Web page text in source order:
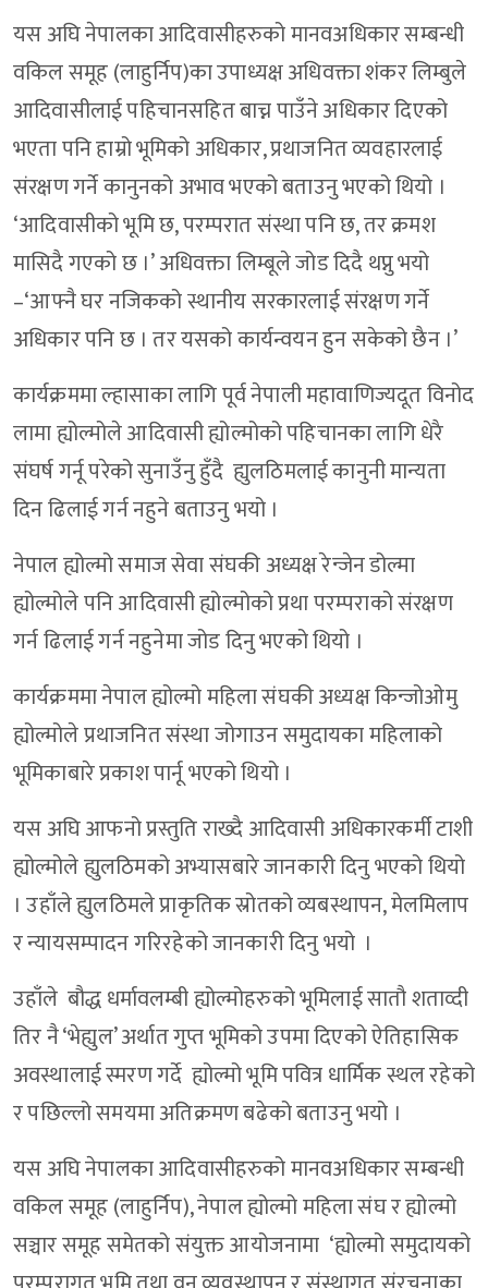
यस अघि नेपालका आदिवासीहरुको मानवअधिकार सम्बन्धी
वकिल समूह (लाहुर्निप)का उपाध्यक्ष अधिवक्ता शंकर लिम्बुले
आदिवासीलाई पहिचानसहित बाच्न पाउँने अधिकार दिएको
भएता पनि हाम्रो भूमिको अधिकार, प्रथाजनित व्यवहारलाई
संरक्षण गर्ने कानुनको अभाव भएको बताउनु भएको थियो ।
‘आदिवासीको भूमि छ, परम्परात संस्था पनि छ, तर क्रमश
मासिदै गएको छ ।’ अधिवक्ता लिम्बूले जोड दिदै थप्नु भयो
–‘आफ्नै घर नजिकको स्थानीय सरकारलाई संरक्षण गर्ने
अधिकार पनि छ । तर यसको कार्यन्वयन हुन सकेको छैन ।’
कार्यक्रममा ल्हासाका लागि पूर्व नेपाली महावाणिज्यदूत विनोद
लामा ह्योल्मोले आदिवासी ह्योल्मोको पहिचानका लागि धेरै
संघर्ष गर्नू परेको सुनाउँनु हुँदै ह्युलठिमलाई कानुनी मान्यता
दिन ढिलाई गर्न नहुने बताउनु भयो ।
नेपाल ह्योल्मो समाज सेवा संघकी अध्यक्ष रेन्जेन डोल्मा
ह्योल्मोले पनि आदिवासी ह्योल्मोको प्रथा परम्पराको संरक्षण
गर्न ढिलाई गर्न नहुनेमा जोड दिनु भएको थियो ।
कार्यक्रममा नेपाल ह्योल्मो महिला संघकी अध्यक्ष किन्जोओमु
ह्योल्मोले प्रथाजनित संस्था जोगाउन समुदायका महिलाको
भूमिकाबारे प्रकाश पार्नू भएको थियो ।
यस अघि आफनो प्रस्तुति राख्दै आदिवासी अधिकारकर्मी टाशी
ह्योल्मोले ह्युलठिमको अभ्यासबारे जानकारी दिनु भएको थियो
। उहाँले ह्युलठिमले प्राकृतिक स्रोतको व्यबस्थापन, मेलमिलाप
र न्यायसम्पादन गरिरहेको जानकारी दिनु भयो ।
उहाँले बौद्ध धर्मावलम्बी ह्योल्मोहरुको भूमिलाई सातौ शताव्दी
तिर नै ‘भेह्युल’ अर्थात गुप्त भूमिको उपमा दिएको ऐतिहासिक
अवस्थालाई स्मरण गर्दे ह्योल्मो भूमि पवित्र धार्मिक स्थल रहेको
र पछिल्लो समयमा अतिक्रमण बढेको बताउनु भयो ।
यस अघि नेपालका आदिवासीहरुको मानवअधिकार सम्बन्धी
वकिल समूह (लाहुर्निप), नेपाल ह्योल्मो महिला संघ र ह्योल्मो
सञ्चार समूह समेतको संयुक्त आयोजनामा ‘ह्योल्मो समुदायको